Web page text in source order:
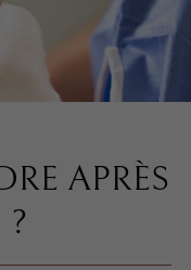
APRÈS
?